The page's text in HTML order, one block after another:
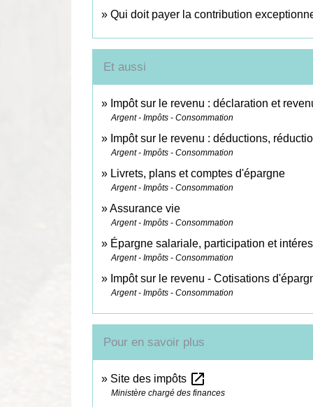
Qui doit payer la contribution
Et aussi
Impôt sur le revenu : déclaration et
Argent - Impôts - Consommation
Impôt sur le revenu : déductions,
Argent - Impôts - Consommation
Livrets, plans et comptes d'épargne
Argent - Impôts - Consommation
Assurance vie
Argent - Impôts - Consommation
Épargne salariale, participation et
Argent - Impôts - Consommation
Impôt sur le revenu - Cotisations
Argent - Impôts - Consommation
Pour en savoir plus
Site des impôts open_in_new
Ministère chargé des finances